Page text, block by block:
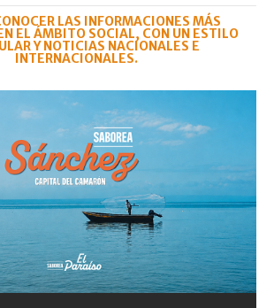
LAS INFORMACIONES MÁS
EL ÁMBITO SOCIAL, CON UN ESTILO
Y NOTICIAS NACIONALES E
INTERNACIONALES.